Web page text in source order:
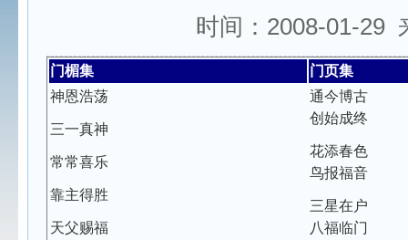
时间：2008-01-29
门楣集
门页集
神恩浩荡
三一真神
常常喜乐
靠主得胜
天父赐福
通今博古
创始成终
花添春色
鸟报福音
三星在户
八福临门